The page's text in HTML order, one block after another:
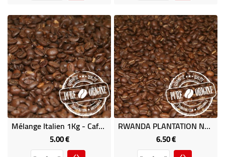
Mélange Italien 1Kg - Café Brésilia
5.00 €Price
RWANDA PLANTATION NYAMYUMBA 1Kg - Café D'Afrique
6.50 €Price